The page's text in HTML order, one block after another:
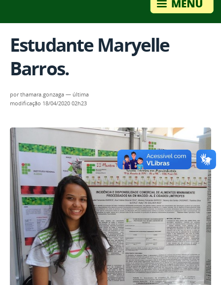
Estudante Maryelle
Barros.
porthamara.gonzaga — última
modificação 18/04/2020 02h23